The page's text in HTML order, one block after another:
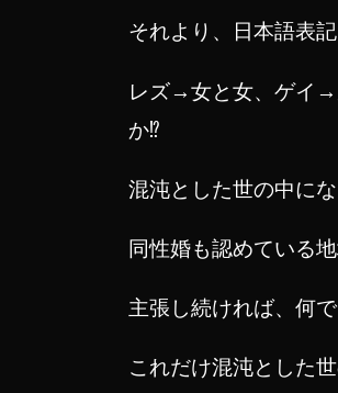
それより、日本語表
レズ→女と女、ゲイ→
か⁉︎
混沌とした世の中に
同性婚も認めている地
主張し続ければ、何
これだけ混沌とした